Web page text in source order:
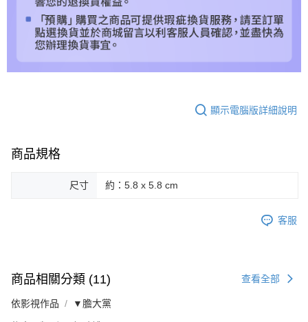
顯示電腦版詳細說明
商品規格
尺寸 約：5.8 x 5.8 cm
客服
商品相關分類 (11) 查看全部
依影視作品 ▼膽大黨